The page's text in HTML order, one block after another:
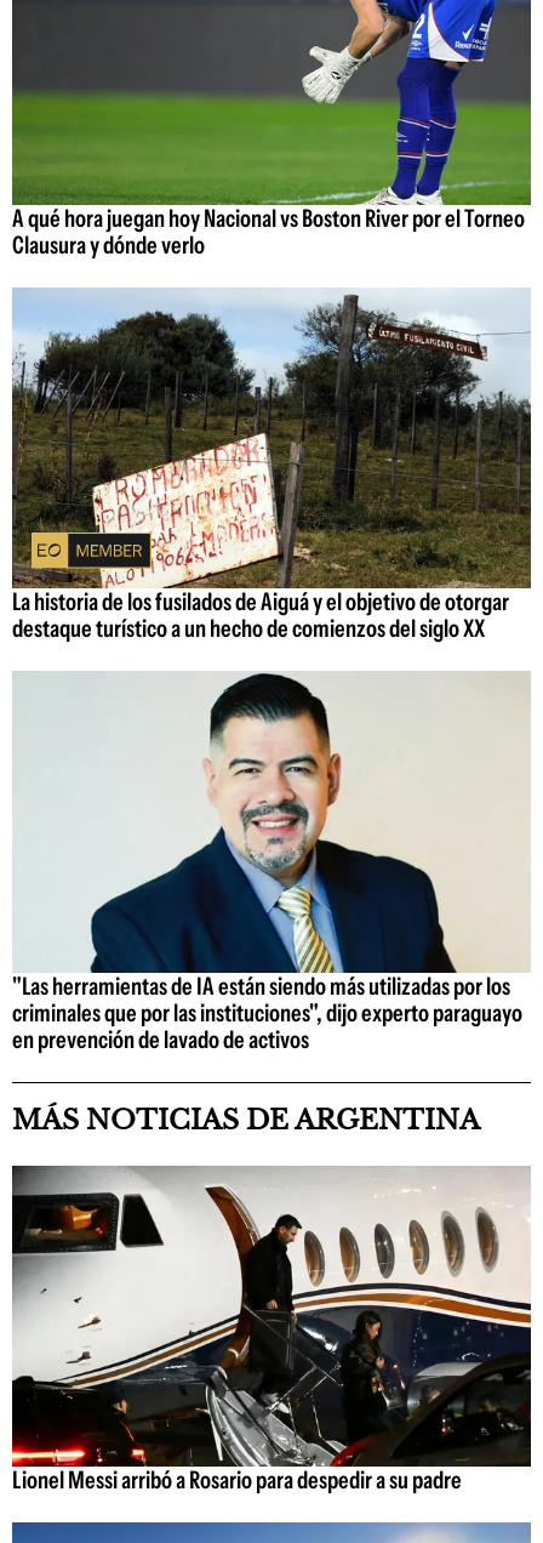
A qué hora juegan hoy Nacional vs Boston River por el Torneo
Clausura y dónde verlo
La historia de los fusilados de Aiguá y el objetivo de otorgar
destaque turístico a un hecho de comienzos del siglo XX
"Las herramientas de IA están siendo más utilizadas por los
criminales que por las instituciones", dijo experto paraguayo
en prevención de lavado de activos
MÁS NOTICIAS DE ARGENTINA
Lionel Messi arribó a Rosario para despedir a su padre